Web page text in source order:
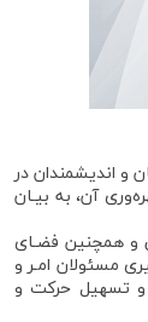
ایران» که حاصل دیدگاه‌ها و‌ نظرات 18 نفر از فرهيختگان و اندیشمندان در
آن، به بیـان
و همچنین فضـای
مسئولان امـر و
و تسهیل حرکت و